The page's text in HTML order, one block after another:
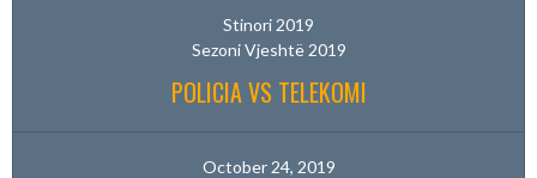
Stinori 2019
Sezoni Vjeshtë 2019
POLICIA VS TELEKOMI
October 24, 2019